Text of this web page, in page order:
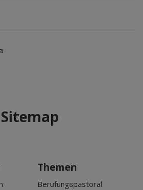
Sitemap
Themen
Berufungspastoral